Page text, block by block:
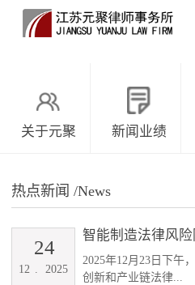
关于元聚 新闻业绩
热点新闻 /News
智能制造法律风
2025年12月23日下午
创新和产业链法律...
12 . 2025
24